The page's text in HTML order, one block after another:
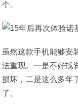
个。
虽然这款手机能够安
法重现。一是不好找
损坏，二是这么多年
了。